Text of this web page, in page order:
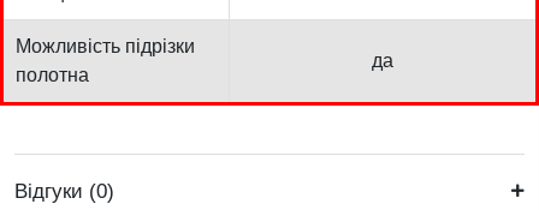
Можливість підрізки
полотна
да
Відгуки (0)